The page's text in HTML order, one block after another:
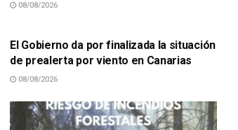
08/08/2026
El Gobierno da por finalizada la situación
de prealerta por viento en Canarias
08/08/2026